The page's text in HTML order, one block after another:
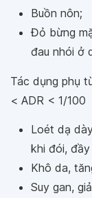
Buồn nôn;
Đỏ bừng
đau nhói ở
Tác dụng phụ
< ADR < 1/100
Loét dạ
khi đói,
Khô da,
Suy gan,